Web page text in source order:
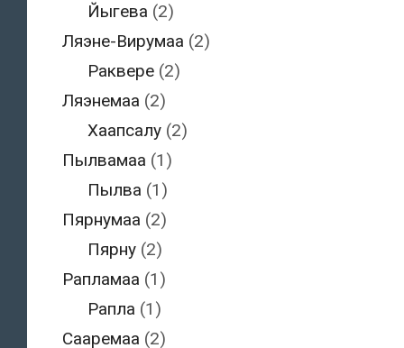
Йыгева (2)
Ляэне-Вирумаа (2)
Раквере (2)
Ляэнемаа (2)
Хаапсалу (2)
Пылвамаа (1)
Пылва (1)
Пярнумаа (2)
Пярну (2)
Рапламаа (1)
Рапла (1)
Сааремаа (2)